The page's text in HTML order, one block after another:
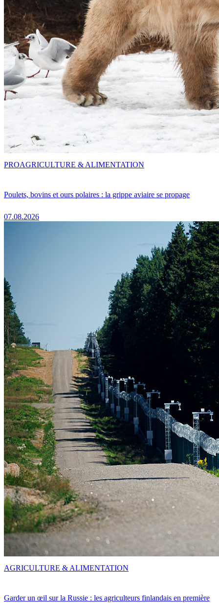
Poulets, bovins et ours polaires : la grippe aviaire se propage
07.08.2026
PROAGRICULTURE & ALIMENTATION
Garder un œil sur la Russie : les agriculteurs finlandais en première
AGRICULTURE & ALIMENTATION